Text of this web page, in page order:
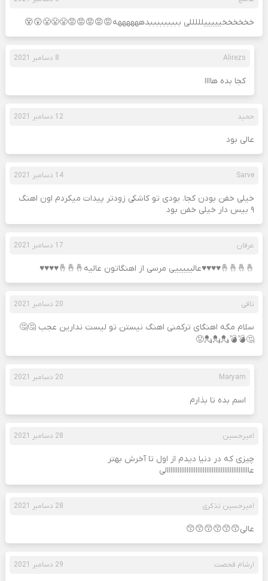
خخخخخخیییییلللللی بببببببببدههههههه😡😡😡😡😡😤😤😤😲😵
Alirezs 8 دسامبر 2021
کجا بده هاااا
حمید 12 دسامبر 2021
عالی بود
Sarve 14 دسامبر 2021
خیلی خفن بودن کجا. بودی تو کاشکی زودتر پیدات میکردم اون اهنگ
۹ بیس دار خیلی خفن بود
عرفان 17 دسامبر 2021
🤞🤞🤞🤞♥️♥️♥️♥️عالیییییی مرسی از اهنگاتون عالیه🤞🤞🤞♥️♥️♥️♥️
تاقی 20 دسامبر 2021
سلام مگه اهنگای ترکمنی اهنگ نیستن تو لیست ندارین عجب 🤔🤔
🤔💣💣💂💂💂😡
Maryam 20 دسامبر 2021
اسم بده تا بذارم
امیرحسین 28 دسامبر 2021
چیزی که در دنیا دیدم از اول تا آخرش بهتر
عاااااااااااااااااااااااااااااااااااااااااااااالی
امیرحسین تذکری 28 دسامبر 2021
عالی😙😙😙😙😙😙
ارشام قحصت 29 دسامبر 2021